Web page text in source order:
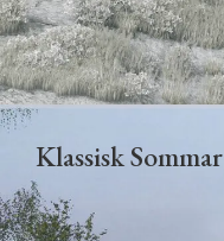
Klassisk Sommar